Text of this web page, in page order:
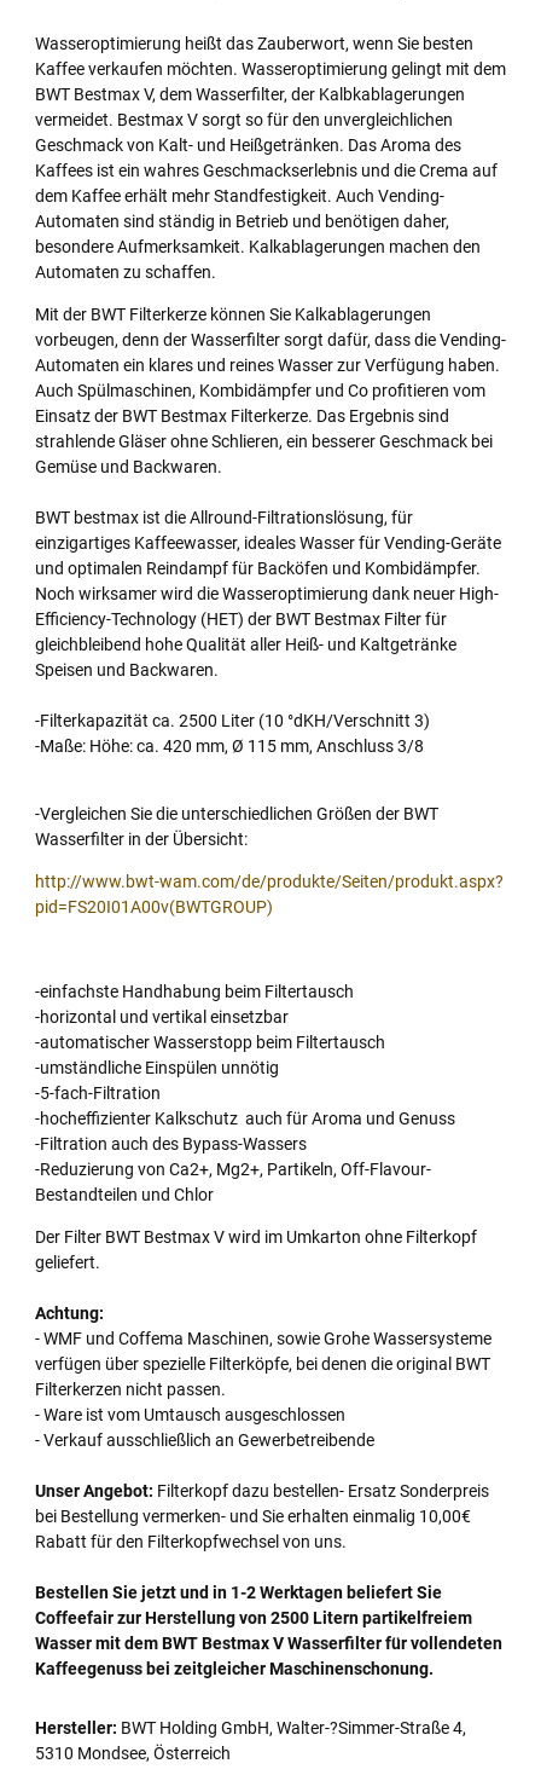
Wasseroptimierung heißt das Zauberwort, wenn Sie besten
Kaffee verkaufen möchten. Wasseroptimierung gelingt mit dem
BWT Bestmax V, dem Wasserfilter, der Kalbkablagerungen
vermeidet. Bestmax V sorgt so für den unvergleichlichen
Geschmack von Kalt- und Heißgetränken. Das Aroma des
Kaffees ist ein wahres Geschmackserlebnis und die Crema auf
dem Kaffee erhält mehr Standfestigkeit. Auch Vending-
Automaten sind ständig in Betrieb und benötigen daher,
besondere Aufmerksamkeit. Kalkablagerungen machen den
Automaten zu schaffen.
Mit der BWT Filterkerze können Sie Kalkablagerungen
vorbeugen, denn der Wasserfilter sorgt dafür, dass die Vending-
Automaten ein klares und reines Wasser zur Verfügung haben.
Auch Spülmaschinen, Kombidämpfer und Co profitieren vom
Einsatz der BWT Bestmax Filterkerze. Das Ergebnis sind
strahlende Gläser ohne Schlieren, ein besserer Geschmack bei
Gemüse und Backwaren.
BWT bestmax ist die Allround-Filtrationslösung, für
einzigartiges Kaffeewasser, ideales Wasser für Vending-Geräte
und optimalen Reindampf für Backöfen und Kombidämpfer.
Noch wirksamer wird die Wasseroptimierung dank neuer High-
Efficiency-Technology (HET) der BWT Bestmax Filter für
gleichbleibend hohe Qualität aller Heiß- und Kaltgetränke
Speisen und Backwaren.
-Filterkapazität ca. 2500 Liter (10 °dKH/Verschnitt 3)
-Maße: Höhe: ca. 420 mm, Ø 115 mm, Anschluss 3/8
-Vergleichen Sie die unterschiedlichen Größen der BWT
Wasserfilter in der Übersicht:
http://www.bwt-wam.com/de/produkte/Seiten/produkt.aspx?
pid=FS20I01A00v(BWTGROUP)
-einfachste Handhabung beim Filtertausch
-horizontal und vertikal einsetzbar
-automatischer Wasserstopp beim Filtertausch
-umständliche Einspülen unnötig
-5-fach-Filtration
-hocheffizienter Kalkschutz auch für Aroma und Genuss
-Filtration auch des Bypass-Wassers
-Reduzierung von Ca2+, Mg2+, Partikeln, Off-Flavour-
Bestandteilen und Chlor
Der Filter BWT Bestmax V wird im Umkarton ohne Filterkopf
geliefert.
Achtung:
- WMF und Coffema Maschinen, sowie Grohe Wassersysteme
verfügen über spezielle Filterköpfe, bei denen die original BWT
Filterkerzen nicht passen.
- Ware ist vom Umtausch ausgeschlossen
- Verkauf ausschließlich an Gewerbetreibende
Unser Angebot: Filterkopf dazu bestellen- Ersatz Sonderpreis
bei Bestellung vermerken- und Sie erhalten einmalig 10,00€
Rabatt für den Filterkopfwechsel von uns.
Bestellen Sie jetzt und in 1-2 Werktagen beliefert Sie
Coffeefair zur Herstellung von 2500 Litern partikelfreiem
Wasser mit dem BWT Bestmax V Wasserfilter für vollendeten
Kaffeegenuss bei zeitgleicher Maschinenschonung.
Hersteller: BWT Holding GmbH, Walter-?Simmer-Straße 4,
5310 Mondsee, Österreich